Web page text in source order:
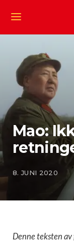
Mao:
8. JUNI 2020
Denne teksten